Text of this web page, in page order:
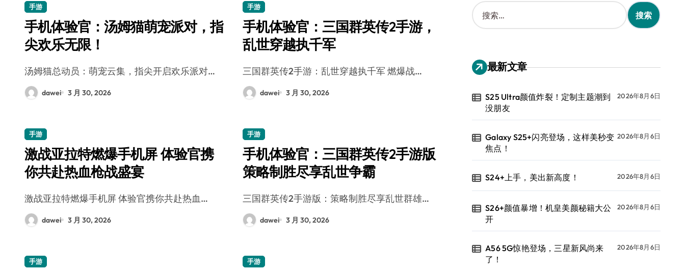
手游
手机体验官：汤姆猫萌宠派对，指
尖欢乐无限！
汤姆猫总动员：萌宠云集，指尖开启欢乐派对…
dawei 3 月 30, 2026
手游
手机体验官：三国群英传2手游，
乱世穿越执千军
三国群英传2手游：乱世穿越执千军 燃爆战…
dawei 3 月 30, 2026
手游
激战亚拉特燃爆手机屏 体验官携
你共赴热血枪战盛宴
激战亚拉特燃爆手机屏 体验官携你共赴热血…
dawei 3 月 30, 2026
手游
手机体验官：三国群英传2手游版
策略制胜尽享乱世争霸
三国群英传2手游版：策略制胜尽享乱世群雄…
dawei 3 月 30, 2026
手游 手游
搜
索
：
最新文章
S25 Ultra颜值炸裂！定制主题潮到
没朋友
2026年8月6日
Galaxy S25+闪亮登场，这样美秒变
焦点！
2026年8月6日
S24+上手，美出新高度！ 2026年8月6日
S26+颜值暴增！机皇美颜秘籍大公
开
2026年8月6日
A56 5G惊艳登场，三星新风尚来
了！
2026年8月6日